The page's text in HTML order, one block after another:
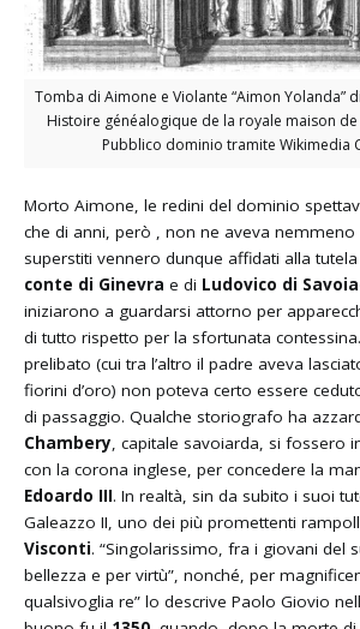
Tomba di Aimone e Violante “Aimon Yolanda”
Histoire généalogique de la royale maison de
Pubblico dominio tramite Wikimedia
Morto Aimone, le redini del dominio
che di anni, però , non ne aveva nemmeno
superstiti vennero dunque affidati alla
conte di Ginevra e di Ludovico di
iniziarono a guardarsi attorno per
di tutto rispetto per la sfortunata
prelibato (cui tra l’altro il padre aveva
fiorini d’oro) non poteva certo essere
di passaggio. Qualche storiografo ha
Chambery, capitale savoiarda, si fossero
con la corona inglese, per concedere la
Edoardo III. In realtà, sin da subito i suoi
Galeazzo II, uno dei più promettenti
Visconti. “Singolarissimo, fra i giovani del
bellezza e per virtù”, nonché, per
qualsivoglia re” lo descrive Paolo Giovio